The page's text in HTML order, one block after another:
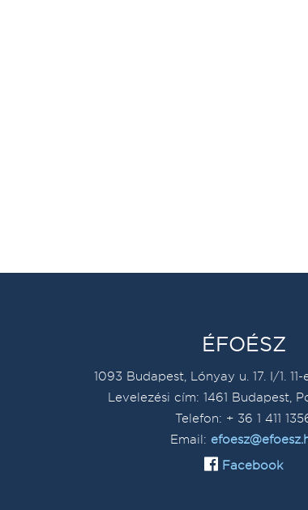
ÉFOÉSZ
1093 Budapest, Lónyay u. 17. I/1.
Levelezési cím: 1461 Budapest,
Telefon: + 36 1 411
Email:
Facebook